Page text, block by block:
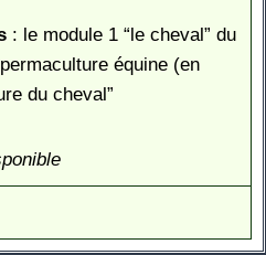
: le module 1 “le cheval” du
équine (en
du cheval”